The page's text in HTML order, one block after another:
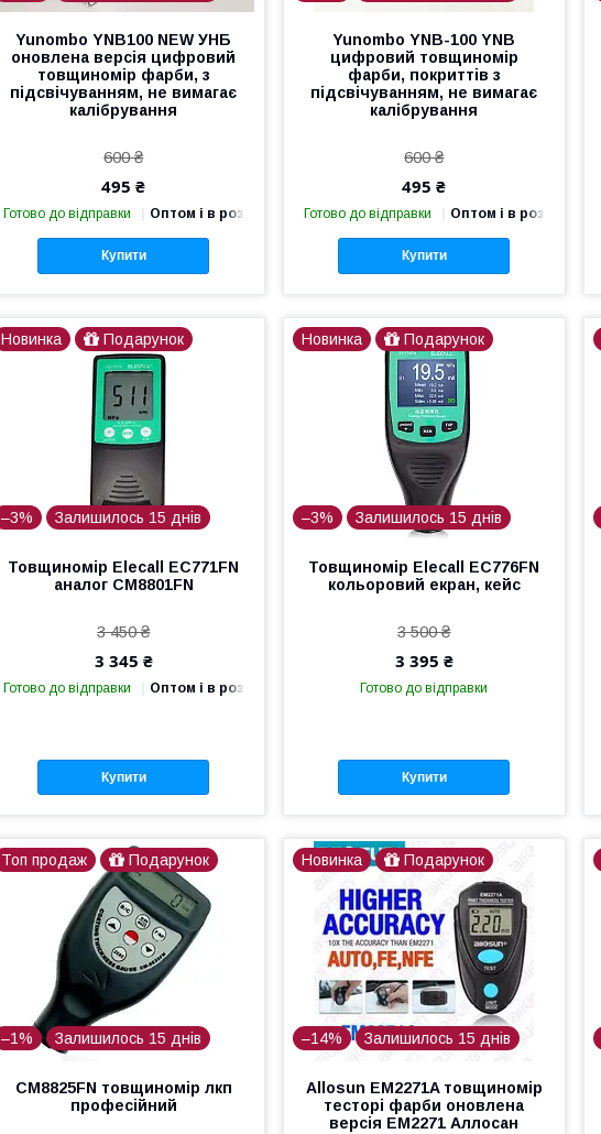
Yunombo YNB100 NEW УНБ
оновлена версія цифровий
товщиномір фарби, з
підсвічуванням, не вимагає
калібрування
600 ₴
495 ₴
Готово до відправки Оптом і в роздріб
Купити
Yunombo YNB-100 YNB
цифровий товщиномір
фарби, покриттів з
підсвічуванням, не вимагає
калібрування
600 ₴
495 ₴
Готово до відправки Оптом і в роздріб
Купити
Новинка Подарунок
–3% Залишилось 15 днів
Товщиномір Elecall EC771FN
аналог СМ8801FN
3 450 ₴
3 345 ₴
Готово до відправки Оптом і в роздріб
Купити
Новинка Подарунок
–3% Залишилось 15 днів
Товщиномір Elecall EC776FN
кольоровий екран, кейс
3 500 ₴
3 395 ₴
Готово до відправки
Купити
Топ продаж Подарунок
–1% Залишилось 15 днів
CM8825FN товщиномір лкп
професійний
Новинка Подарунок
–14% Залишилось 15 днів
Allosun EM2271A товщиномір
тесторі фарби оновлена
версія ЕМ2271 Аллосан